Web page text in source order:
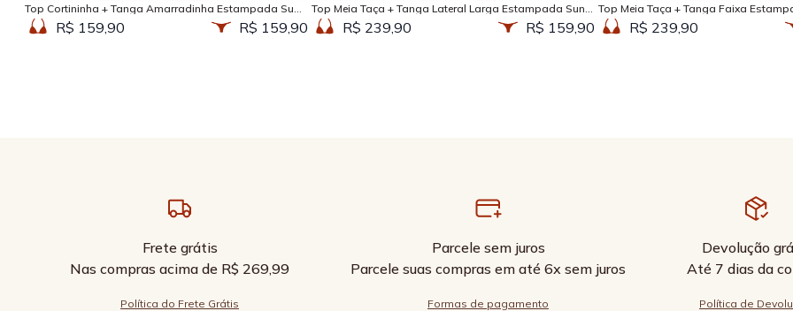
Top Cortininha + Tanga Amarradinha Estampada Sun
Kissed R$ 159,90 R$ 159,90
Top Meia Taça + Tanga Lateral Larga Estampada Sun
Kissed R$ 239,90 R$ 159,90
Top Meia Taça + Tanga Faixa
R$ 239,90
Frete grátis
Nas compras acima de R$ 269,99
Política do Frete Grátis
Parcele sem juros
Parcele suas compras em até 6x sem juros
Formas de pagamento
Devolução
Até 7 dias da
Política de